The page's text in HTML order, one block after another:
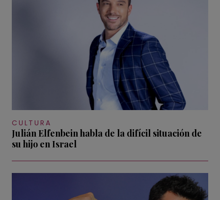
CULTURA
Julián Elfenbein habla de la difícil situación de
su hijo en Israel